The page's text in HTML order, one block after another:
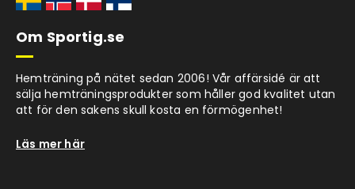
Om Sportig.se
Hemträning på nätet sedan 2006! Vår affärsidé är att
sälja hemträningsprodukter som håller god kvalitet utan
att för den sakens skull kosta en förmögenhet!
Läs mer här